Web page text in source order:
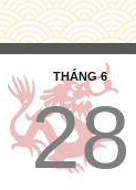
THÁNG 6
28